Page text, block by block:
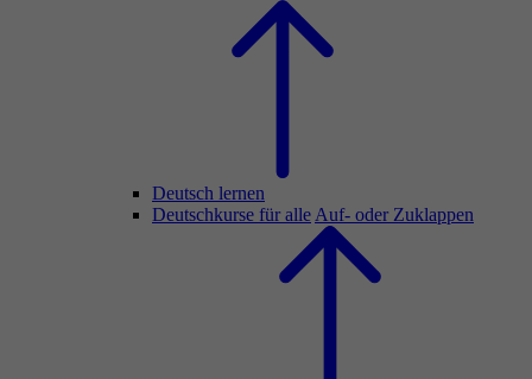
Deutsch lernen
Deutschkurse für alle Auf- oder Zuklappen